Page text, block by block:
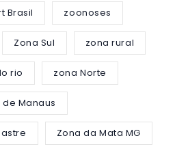
Brasil zoonoses
Zona Sul zona rural
rio zona Norte
Manaus
Zona da Mata MG